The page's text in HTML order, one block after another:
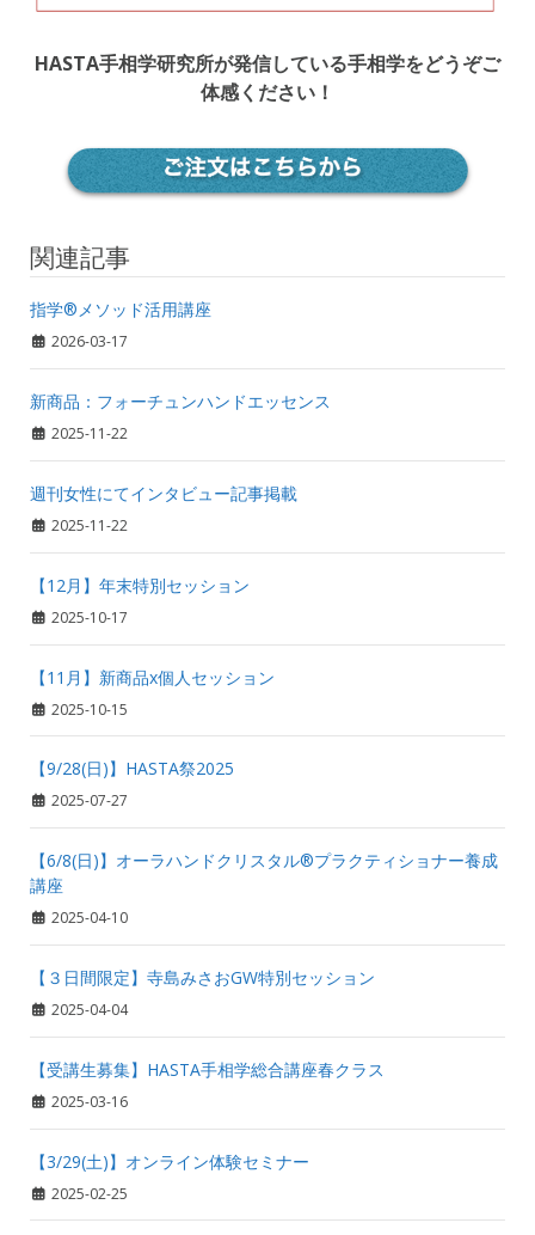
HASTA手相学研究所が発信している手相学をどうぞご
体感ください！
関連記事
指学®️メソッド活用講座
2026-03-17
新商品：フォーチュンハンドエッセンス
2025-11-22
週刊女性にてインタビュー記事掲載
2025-11-22
【12月】年末特別セッション
2025-10-17
【11月】新商品x個人セッション
2025-10-15
【9/28(日)】HASTA祭2025
2025-07-27
【6/8(日)】オーラハンドクリスタル®プラクティショナー養成
講座
2025-04-10
【３日間限定】寺島みさおGW特別セッション
2025-04-04
【受講生募集】HASTA手相学総合講座春クラス
2025-03-16
【3/29(土)】オンライン体験セミナー
2025-02-25